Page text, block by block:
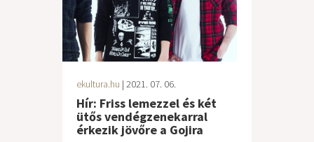
ekultura.hu | 2021. 07. 06.
Hír: Friss lemezzel és két
ütős vendégzenekarral
érkezik jövőre a Gojira